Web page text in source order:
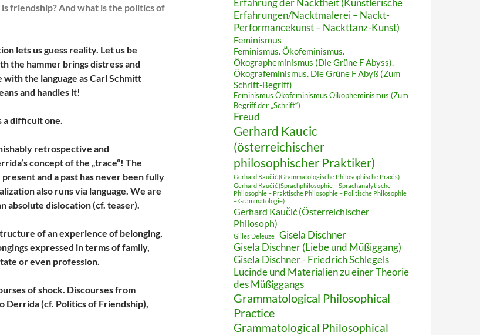
friendship? And what is the politics of
lets us guess reality. Let us be
the hammer brings distress and
with the language as Carl Schmitt
and handles it!
a difficult one.
retrospective and
concept of the „trace“! The
and a past has never been fully
also runs via language. We are
absolute dislocation (cf. teaser).
of an experience of belonging,
expressed in terms of family,
or even profession.
of shock. Discourses from
Derrida (cf. Politics of Friendship),
Erfahrung der Nacktheit (Künstlerische
Erfahrungen/Nacktmalerei – Nackt-
Performancekunst – Nackttanz-Kunst)
Feminismus
Feminismus. Ökofeminismus.
Ökographeminismus (Die Grüne F Abyss).
Ökografeminismus. Die Grüne F Abyß (Zum
Schrift-Begriff)
Feminismus Ökofeminismus Oikopheminismus (Zum
Begriff der „Schrift“)
Freud
Gerhard Kaucic
(österreichischer
philosophischer Praktiker)
Gerhard Kaučić (Grammatologische Philosophische Praxis)
Gerhard Kaučić (Sprachphilosophie – Sprachanalytische
Philosophie – Praktische Philosophie – Politische Philosophie
– Grammatologie)
Gerhard Kaučić (Österreichischer
Philosoph)
Gilles Deleuze
Gisela Dischner
Gisela Dischner (Liebe und Müßiggang)
Gisela Dischner - Friedrich Schlegels
Lucinde und Materialien zu einer Theorie
des Müßiggangs
Grammatological Philosophical
Practice
Grammatological Philosophical